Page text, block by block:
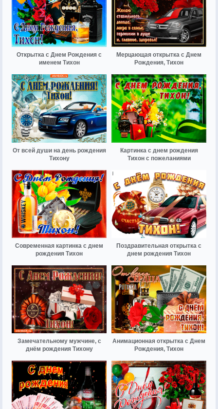
Открытка с Днем Рождения с
именем Тихон
Мерцающая открытка с Днем
Рождения, Тихон
От всей души на день рождения
Тихону
Картинка с днем рождения
Тихон с пожеланиями
Современная картинка с днем
рождения Тихон
Поздравительная открытка с
днем рождения Тихон
Замечательному мужчине, с
днём рождения Тихону
Анимационная открытка с Днем
Рождения, Тихон